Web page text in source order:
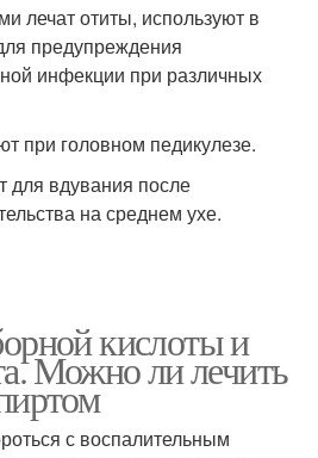
лечат отиты, используют в
предупреждения
инфекции при различных
при головном педикулезе.
вдувания после
на среднем ухе.
кислоты и
Можно ли лечить
с воспалительным